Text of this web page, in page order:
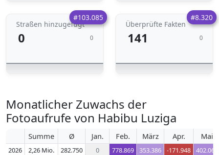
#103.085
Straßen hinzugefügt
0 0
#8.320
Überprüfte Fakten
141 0
Monatlicher Zuwachs der
Fotoaufrufe von Habibu Luziga
Summe Ø Jan. Feb. März Apr. Mai
2026 2,26 Mio. 282.750 0 778.869 353.386 -171.948
402.062